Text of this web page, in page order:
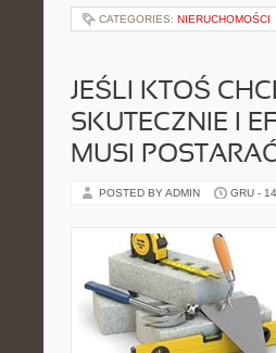
CATEGORIES: NIERUCHOMOŚCI
JEŚLI KTOŚ
SKUTECZNIE I
MUSI
POSTED BY ADMIN GRU -